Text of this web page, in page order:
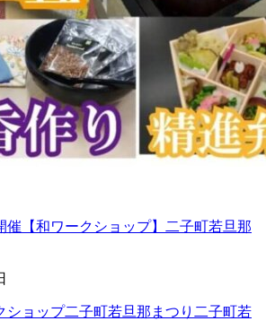
催【和ワークショップ】二子町若旦那
ショップ二子町若旦那まつり 二子町若